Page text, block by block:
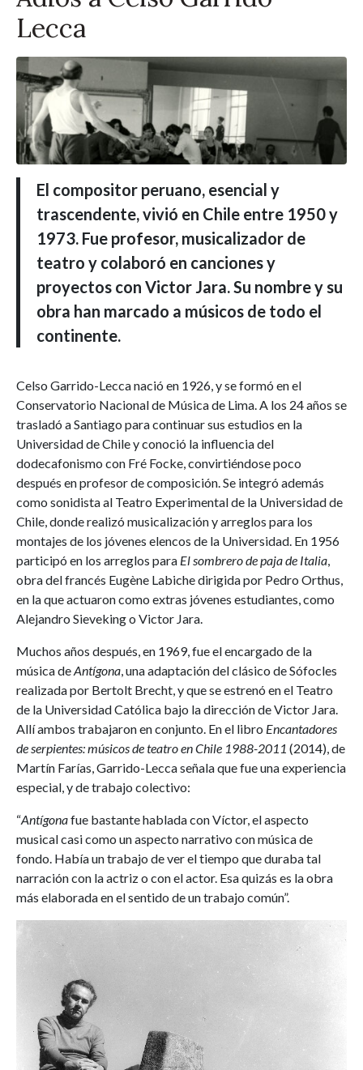
Lecca
El compositor peruano, esencial y
trascendente, vivió en Chile entre 1950 y
1973. Fue profesor, musicalizador de
teatro y colaboró en canciones y
proyectos con Victor Jara. Su nombre y su
obra han marcado a músicos de todo el
continente.
Celso Garrido-Lecca nació en 1926, y se formó en el
Conservatorio Nacional de Música de Lima. A los 24 años se
trasladó a Santiago para continuar sus estudios en la
Universidad de Chile y conoció la influencia del
dodecafonismo con Fré Focke, convirtiéndose poco
después en profesor de composición. Se integró además
como sonidista al Teatro Experimental de la Universidad de
Chile, donde realizó musicalización y arreglos para los
montajes de los jóvenes elencos de la Universidad. En 1956
participó en los arreglos para El sombrero de paja de Italia
obra del francés Eugène Labiche dirigida por Pedro Orthus,
en la que actuaron como extras jóvenes estudiantes, como
Alejandro Sieveking o Victor Jara.
Muchos años después, en 1969, fue el encargado de la
música deAntígona , una adaptación del clásico de Sófocles
realizada por Bertolt Brecht, y que se estrenó en el Teatro
de la Universidad Católica bajo la dirección de Victor Jara.
Allí ambos trabajaron en conjunto. En el libro Encantadores
de serpientes: músicos de teatro en Chile 1988-2011 (2014), de
Martín Farías, Garrido-Lecca señala que fue una experiencia
especial, y de trabajo colectivo:
“Antígonafue bastante hablada con Víctor, el aspecto
musical casi como un aspecto narrativo con música de
fondo. Había un trabajo de ver el tiempo que duraba tal
narración con la actriz o con el actor. Esa quizás es la obra
más elaborada en el sentido de un trabajo común”.